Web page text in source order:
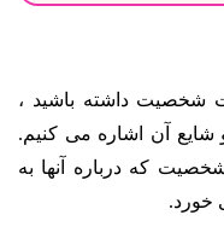
شخصیت داشته باشید ،
شایع آن اشاره می کنیم.
که درباره آنها به
خورد.